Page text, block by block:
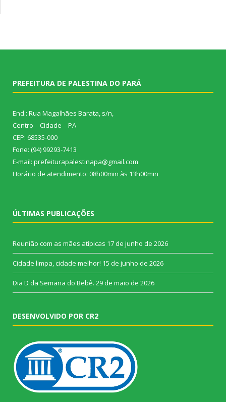
PREFEITURA DE PALESTINA DO PARÁ
End.: Rua Magalhães Barata, s/n,
Centro – Cidade – PA
CEP: 68535-000
Fone: (94) 99293-7413
E-mail: prefeiturapalestinapa@gmail.com
Horário de atendimento: 08h00min às 13h00min
ÚLTIMAS PUBLICAÇÕES
Reunião com as mães atípicas 17 de junho de 2026
Cidade limpa, cidade melhor! 15 de junho de 2026
Dia D da Semana do Bebê. 29 de maio de 2026
DESENVOLVIDO POR CR2